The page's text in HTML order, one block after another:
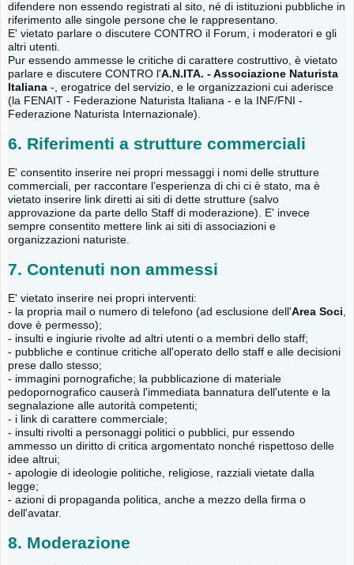
difendere non essendo registrati al sito, né di istituzioni pubbliche in
riferimento alle singole persone che le rappresentano.
E' vietato parlare o discutere CONTRO il Forum, i moderatori e gli
altri utenti.
Pur essendo ammesse le critiche di carattere costruttivo, è vietato
parlare e discutere CONTRO l'A.N.ITA. - Associazione Naturista
Italiana -, erogatrice del servizio, e le organizzazioni cui aderisce
(la FENAIT - Federazione Naturista Italiana - e la INF/FNI -
Federazione Naturista Internazionale).
6. Riferimenti a strutture commerciali
E' consentito inserire nei propri messaggi i nomi delle strutture
commerciali, per raccontare l’esperienza di chi ci è stato, ma è
vietato inserire link diretti ai siti di dette strutture (salvo
approvazione da parte dello Staff di moderazione). E' invece
sempre consentito mettere link ai siti di associazioni e
organizzazioni naturiste.
7. Contenuti non ammessi
E' vietato inserire nei propri interventi:
- la propria mail o numero di telefono (ad esclusione dell'Area Soci,
dove è permesso);
- insulti e ingiurie rivolte ad altri utenti o a membri dello staff;
- pubbliche e continue critiche all'operato dello staff e alle decisioni
prese dallo stesso;
- immagini pornografiche; la pubblicazione di materiale
pedopornografico causerà l'immediata bannatura dell'utente e la
segnalazione alle autorità competenti;
- i link di carattere commerciale;
- insulti rivolti a personaggi politici o pubblici, pur essendo
ammesso un diritto di critica argomentato nonché rispettoso delle
idee altrui;
- apologie di ideologie politiche, religiose, razziali vietate dalla
legge;
- azioni di propaganda politica, anche a mezzo della firma o
dell'avatar.
8. Moderazione